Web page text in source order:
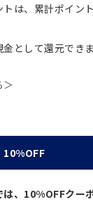
トは、累計ポイン
として還元できま
＞
10%OFF
、10%OFFクー